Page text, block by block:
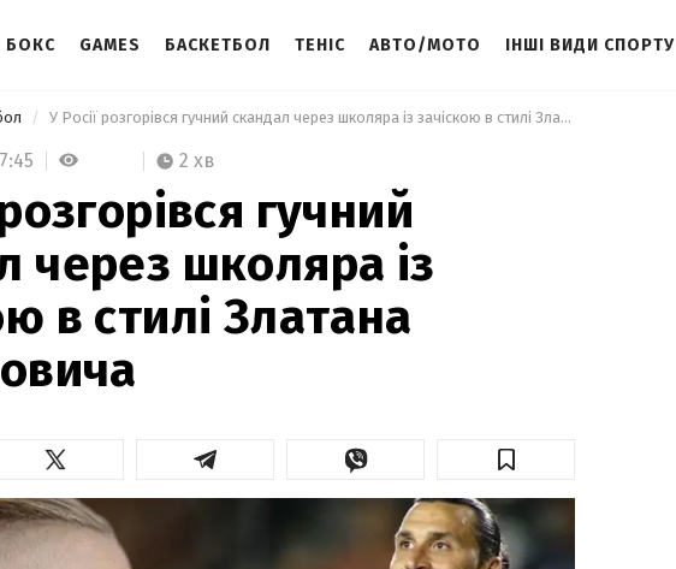
БОКС GAMES БАСКЕТБОЛ ТЕНІС АВТО/МОТО ІНШІ ВИДИ СПОРТУ
У Росії розгорівся гучний скандал через школяра із зачіскою в стилі Златана Ібрагімовича
2 хв
гучний
через школяра із
в стилі Златана